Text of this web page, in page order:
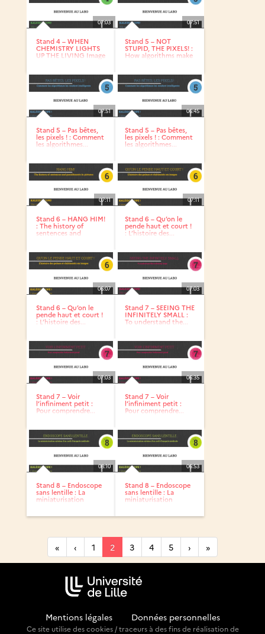
07:03
Stand 4 – WHEN
CHEMISTRY LIGHTS
UP THE LIVING Image
07:51
Stand 5 – NOT
STUPID, THE PIXELS! :
How algorithms make
07:51
Stand 5 – Pas bêtes,
les pixels ! : Comment
les algorithmes...
06:45
Stand 5 – Pas bêtes,
les pixels ! : Comment
les algorithmes...
07:11
Stand 6 – HANG HIM!
: The history of
sentences and
07:11
Stand 6 – Qu’on le
pende haut et court !
: L’histoire des...
06:07
Stand 6 – Qu’on le
pende haut et court !
: L’histoire des...
07:03
Stand 7 – SEEING THE
INFINITELY SMALL :
To understand the...
07:03
Stand 7 – Voir
l’infiniment petit :
Pour comprendre...
06:35
Stand 7 – Voir
l’infiniment petit :
Pour comprendre...
08:10
Stand 8 – Endoscope
sans lentille : La
miniaturisation
06:53
Stand 8 – Endoscope
sans lentille : La
miniaturisation
« ‹ 1 2 3 4 5 › »
Mentions légales Données personnelles
Ce site utilise des cookies / traceurs à des fins de réalisation de